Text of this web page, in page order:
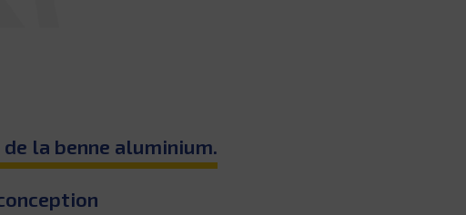
la benne aluminium.